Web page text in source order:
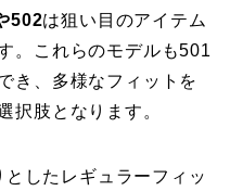
502は狙い目のアイテム
。これらのモデルも501
き、多様なフィットを
択肢となります。
したレギュラーフィッ